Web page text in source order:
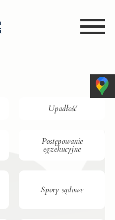
Upadłość
Postępowanie
egzekucyjne
Spory sądowe